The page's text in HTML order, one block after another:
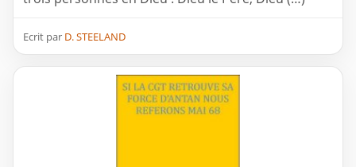
Ecrit par D. STEELAND